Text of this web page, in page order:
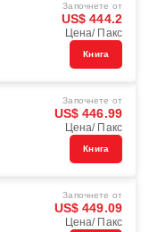
Започнете от
US$ 444.2
Цена/ Пакс
Книга
Започнете от
US$ 446.99
Цена/ Пакс
Книга
Започнете от
US$ 449.09
Цена/ Пакс